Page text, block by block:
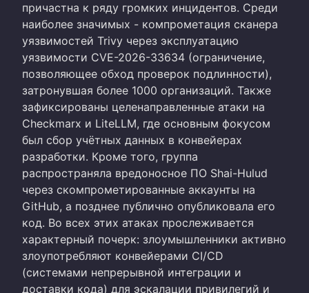
причастна к ряду громких инцидентов. Среди
наиболее значимых - компрометация сканера
уязвимостей Trivy через эксплуатацию
уязвимости CVE-2026-33634 (ограничение,
позволяющее обход проверок подлинности),
затронувшая более 1000 организаций. Также
зафиксированы целенаправленные атаки на
Checkmarx и LiteLLM, где основным фокусом
был сбор учётных данных в конвейерах
разработки. Кроме того, группа
распространяла вредоносное ПО Shai-Hulud
через скомпрометированные аккаунты на
GitHub, а позднее публично опубликовала его
код. Во всех этих атаках прослеживается
характерный почерк: злоумышленники активно
злоупотребляют конвейерами CI/CD
(системами непрерывной интеграции и
доставки кода) для эскалации привилегий и